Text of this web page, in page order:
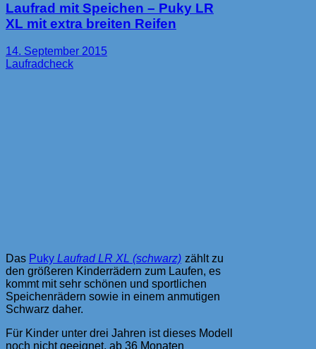
Laufrad mit Speichen – Puky LR
XL mit extra breiten Reifen
14. September 2015
Laufradcheck
Das Puky Laufrad LR XL (schwarz) zählt zu
den größeren Kinderrädern zum Laufen, es
kommt mit sehr schönen und sportlichen
Speichenrädern sowie in einem anmutigen
Schwarz daher.
Für Kinder unter drei Jahren ist dieses Modell
noch nicht geeignet, ab 36 Monaten